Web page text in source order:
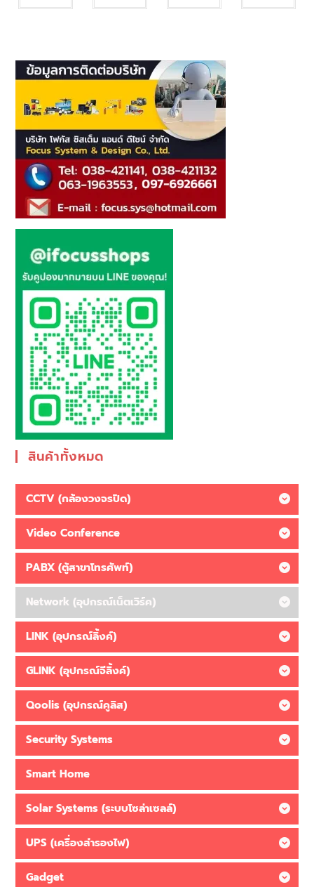
สินค้าทั้งหมด
CCTV (กล้องวงจรปิด)
Video Conference
PABX (ตู้สาขาโทรศัพท์)
Network (อุปกรณ์เน็ตเวิร์ค)
LINK (อุปกรณ์ลิ้งค์)
GLINK (อุปกรณ์จีลิ้งค์)
Qoolis (อุปกรณ์คูลิส)
Security Systems
Smart Home
Solar Systems (ระบบโซล่าเซลล์)
UPS (เครื่องสำรองไฟ)
Gadget